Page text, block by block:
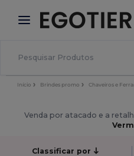
× App Egotier
Melhores preços na app!
Início Brindes promo Chaveiros e
Venda por atacado e a
Classificar por